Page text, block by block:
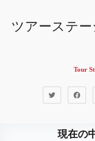
ツアーステ
Tour
現在の